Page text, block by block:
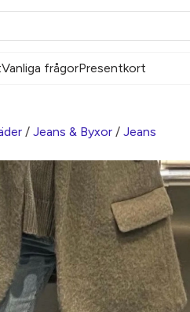
Vanliga frågorPresentkort
/ Jeans & Byxor / Jeans